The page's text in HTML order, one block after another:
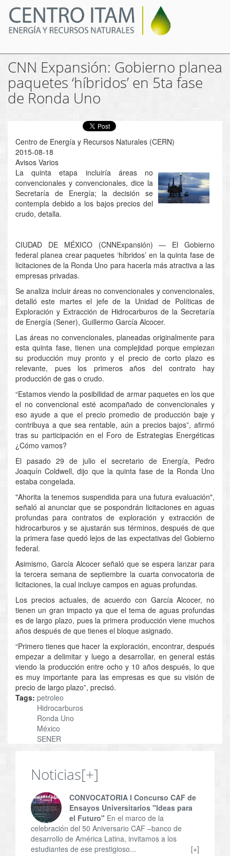
Pasar
contenido
principal
CNN Expansión: Gobierno planea
paquetes ‘híbridos’ en 5ta fase
de Ronda Uno
Centro de Energía y Recursos Naturales (CERN)
2015-08-18
Avisos Varios
La quinta etapa incluiría áreas no
convencionales y convencionales, dice la
Secretaría de Energía; la decisión se
contempla debido a los bajos precios del
crudo, detalla.
CIUDAD DE MÉXICO (CNNExpansión) — El Gobierno
federal planea crear paquetes ‘híbridos’ en la quinta fase de
licitaciones de la Ronda Uno para hacerla más atractiva a las
empresas privadas.
Se analiza incluir áreas no convencionales y convencionales,
detalló este martes el jefe de la Unidad de Políticas de
Exploración y Extracción de Hidrocarburos de la Secretaría
de Energía (Sener), Guillermo García Alcocer.
Las áreas no convencionales, planeadas originalmente para
esta quinta fase, tienen una complejidad porque empiezan
su producción muy pronto y el precio de corto plazo es
relevante, pues los primeros años del contrato hay
producción de gas o crudo.
“Estamos viendo la posibilidad de armar paquetes en los que
el no convencional esté acompañado de convencionales y
eso ayude a que el precio promedio de producción baje y
contribuya a que sea rentable, aún a precios bajos”, afirmó
tras su participación en el Foro de Estrategias Energéticas
¿Cómo vamos?
El pasado 29 de julio el secretario de Energía, Pedro
Joaquín Coldwell, dijo que la quinta fase de la Ronda Uno
estaba congelada.
"Ahorita la tenemos suspendida para una futura evaluación",
señaló al anunciar que se pospondrán licitaciones en aguas
profundas para contratos de exploración y extracción de
hidrocarburos y se ajustarán sus términos, después de que
la primera fase quedó lejos de las expectativas del Gobierno
federal.
Asimismo, García Alcocer señaló que se espera lanzar para
la tercera semana de septiembre la cuarta convocatoria de
licitaciones, la cual incluye campos en aguas profundas.
Los precios actuales, de acuerdo con García Alcocer, no
tienen un gran impacto ya que el tema de aguas profundas
es de largo plazo, pues la primera producción viene muchos
años después de que tienes el bloque asignado.
“Primero tienes que hacer la exploración, encontrar, después
empezar a delimitar y luego a desarrollar, en general estás
viendo la producción entre ocho y 10 años después, lo que
es muy importante para las empresas es que su visión de
precio de largo plazo”, precisó.
Tags: petroleo
Hidrocarburos
Ronda Uno
México
SENER
Noticias[+]
CONVOCATORIA l Concurso CAF de
Ensayos Universitarios "Ideas para
el Futuro" En el marco de la
celebración del 50 Aniversario CAF –banco de
desarrollo de América Latina, invitamos a los
estudiantes de ese prestigioso...
[+]